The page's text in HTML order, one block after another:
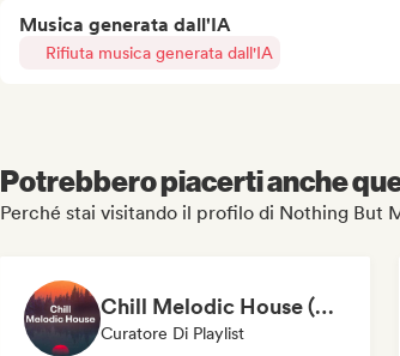
Musica generata dall'IA
Rifiuta musica generata dall'IA
Potrebbero piacerti anche
Perché stai visitando il profilo di Nothing But
Chill Melodic House (Robby East)
Curatore Di Playlist